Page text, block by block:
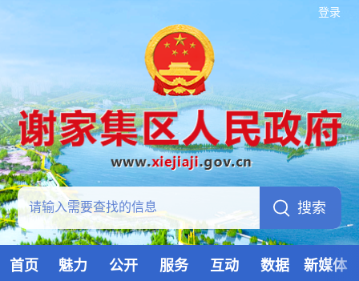
登录
首页 魅力 公开 服务 互动 数据 新媒体